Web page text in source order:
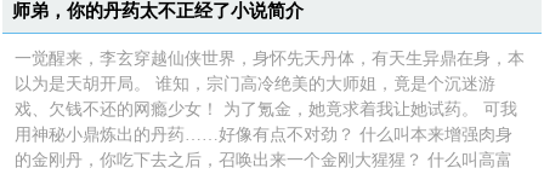
师弟，你的丹药太不正经了小说简介
一觉醒来，李玄穿越仙侠世界，身怀先天丹体，有天生异鼎在身，本
以为是天胡开局。 谁知，宗门高冷绝美的大师姐，竟是个沉迷游
戏、欠钱不还的网瘾少女！ 为了氪金，她竟求着我让她试药。 可我
用神秘小鼎炼出的丹药……好像有点不对劲？ 什么叫本来增强肉身
的金刚丹，你吃下去之后，召唤出来一个金刚大猩猩？ 什么叫高富